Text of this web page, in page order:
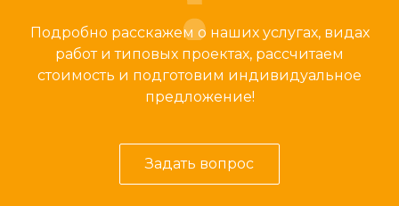
Подробно расскажем о наших услугах, видах
работ и типовых проектах, рассчитаем
стоимость и подготовим индивидуальное
предложение!
Задать вопрос